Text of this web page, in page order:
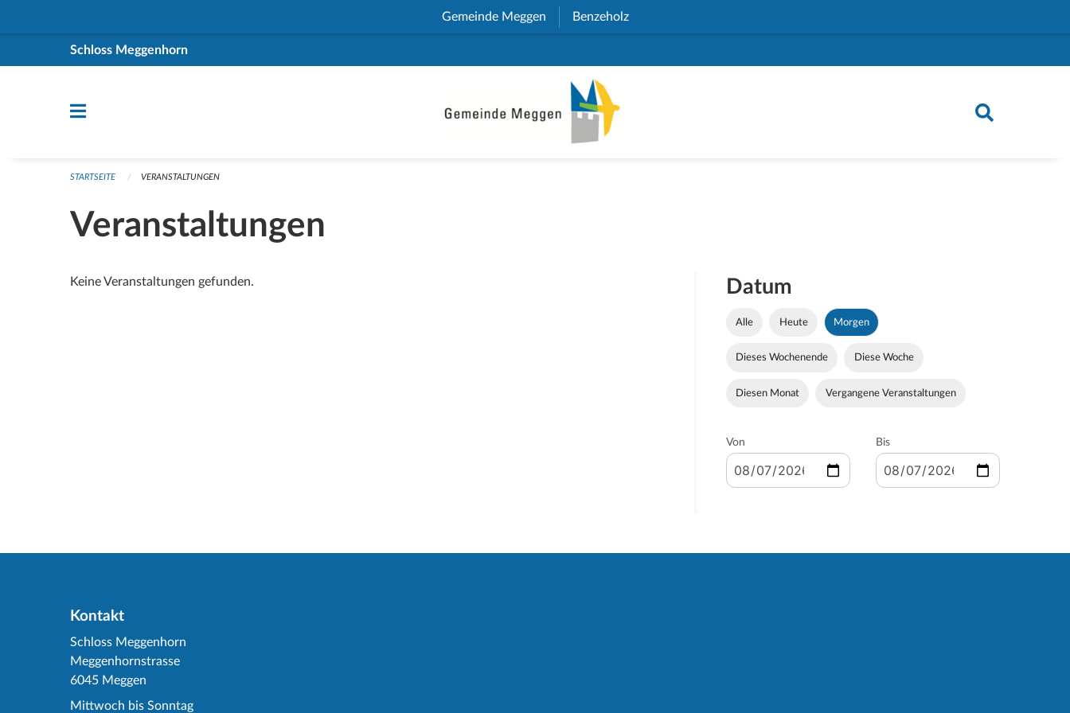
Gemeinde Meggen (External Link)
Benzeholz(External Link)
Schloss Meggenhorn
STARTSEITE VERANSTALTUNGEN
Veranstaltungen
Keine Veranstaltungen gefunden. Datum
Alle Heute Morgen
Dieses Wochenende Diese Woche
Diesen Monat Vergangene Veranstaltungen
Von Bis
Kontakt
Schloss Meggenhorn
Meggenhornstrasse
6045 Meggen
Mittwoch bis Sonntag